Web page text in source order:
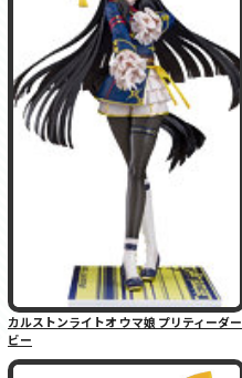
カルストンライトオ ウマ娘 プリティーダー
ビー